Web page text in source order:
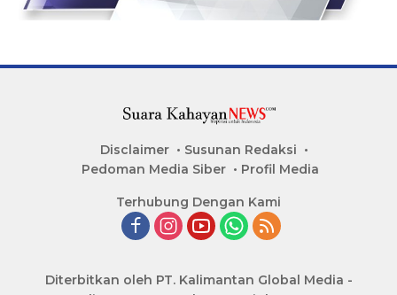
Disclaimer
Susunan Redaksi
Pedoman Media Siber
Profil Media
Terhubung Dengan Kami
Diterbitkan oleh PT. Kalimantan Global Media -